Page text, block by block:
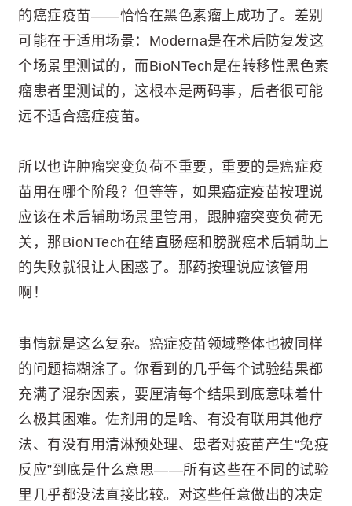
的癌症疫苗——恰恰在黑色素瘤上成功了。差别
可能在于适用场景：Moderna是在术后防复发这
个场景里测试的，而BioNTech是在转移性黑色素
瘤患者里测试的，这根本是两码事，后者很可能
远不适合癌症疫苗。
所以也许肿瘤突变负荷不重要，重要的是癌症疫
苗用在哪个阶段？但等等，如果癌症疫苗按理说
应该在术后辅助场景里管用，跟肿瘤突变负荷无
关，那BioNTech在结直肠癌和膀胱癌术后辅助上
的失败就很让人困惑了。那药按理说应该管用
啊！
事情就是这么复杂。癌症疫苗领域整体也被同样
的问题搞糊涂了。你看到的几乎每个试验结果都
充满了混杂因素，要厘清每个结果到底意味着什
么极其困难。佐剂用的是啥、有没有联用其他疗
法、有没有用清淋预处理、患者对疫苗产生“免疫
反应”到底是什么意思——所有这些在不同的试验
里几乎都没法直接比较。对这些任意做出的决定